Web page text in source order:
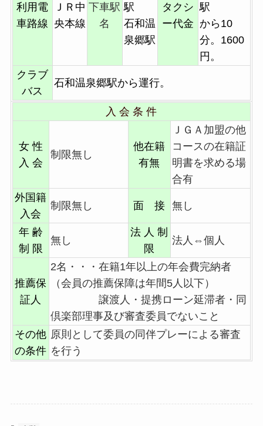
利用電
車路線
ＪＲ中
央本線
下車駅
名
駅
石和温
泉郷駅
タクシ
ー代金
駅
から10
分。1600
円。
クラブ
バス
石和温泉郷駅から運行。
入 会 条 件
女 性
入 会
制限無し
他在籍
有無
ＪＧＡ加盟の他
コースの在籍証
明書を求める場
合有
外国籍
入会
制限無し 面 接 無し
年 齢
制 限
無し
法 人 制
限
法人⇔個人
推薦保
証人
2名・・・在籍1年以上の年会費完納者
（会員の推薦保障は年間5人以下）
譲渡人・提携ローン延滞者・同
倶楽部理事及び審査委員でないこと
その他
の条件
原則として委員の同伴プレーによる審査
を行う